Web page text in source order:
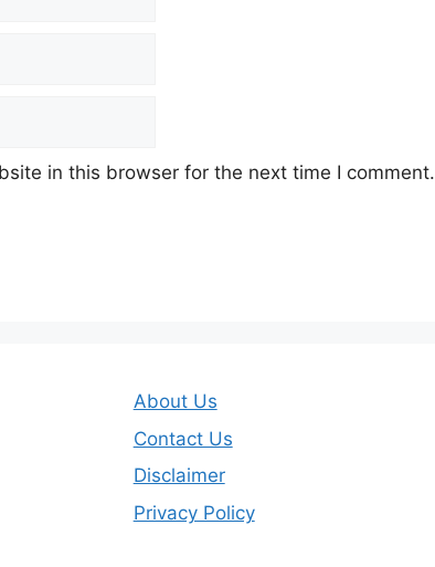
in this browser for the next time I comment.
About Us
Contact Us
Disclaimer
Privacy Policy